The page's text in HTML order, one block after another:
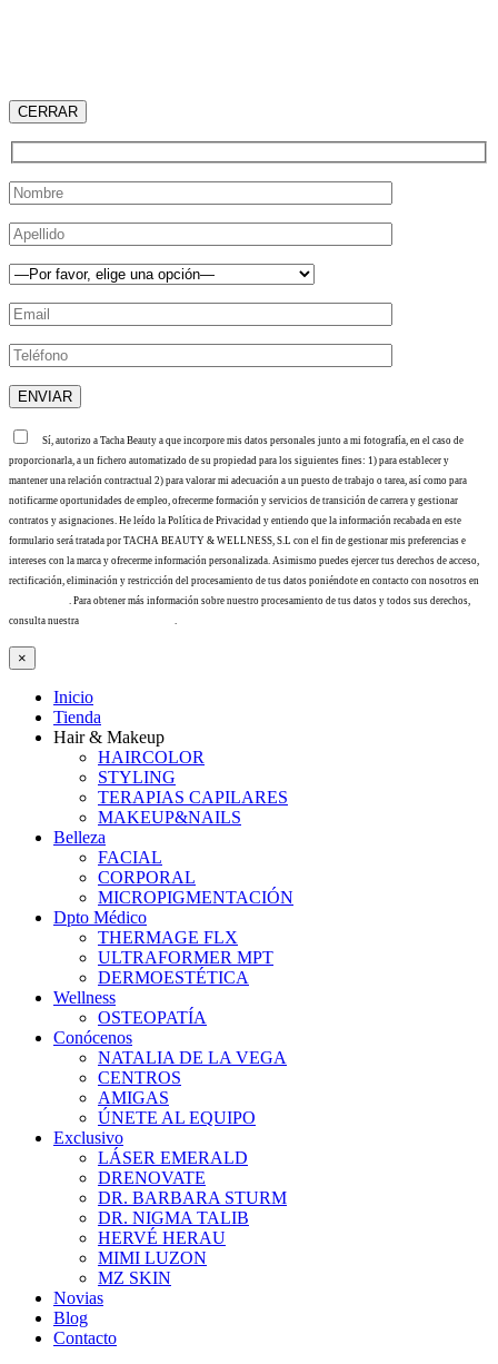
CERRAR
Sí, autorizo a Tacha Beauty a que incorpore mis datos personales junto a mi fotografía, en el caso de
proporcionarla, a un fichero automatizado de su propiedad para los siguientes fines: 1) para establecer y
mantener una relación contractual 2) para valorar mi adecuación a un puesto de trabajo o tarea, así como para
notificarme oportunidades de empleo, ofrecerme formación y servicios de transición de carrera y gestionar
contratos y asignaciones. He leído la Política de Privacidad y entiendo que la información recabada en este
formulario será tratada por TACHA BEAUTY & WELLNESS, S.L con el fin de gestionar mis preferencias e
intereses con la marca y ofrecerme información personalizada. Asimismo puedes ejercer tus derechos de acceso,
rectificación, eliminación y restricción del procesamiento de tus datos poniéndote en contacto con nosotros en
. Para obtener más información sobre nuestro procesamiento de tus datos y todos sus derechos,
consulta nuestra
×
Inicio
Tienda
Hair & Makeup
HAIRCOLOR
STYLING
TERAPIAS CAPILARES
MAKEUP&NAILS
Belleza
FACIAL
CORPORAL
MICROPIGMENTACIÓN
Dpto Médico
THERMAGE FLX
ULTRAFORMER MPT
DERMOESTÉTICA
Wellness
OSTEOPATÍA
Conócenos
NATALIA DE LA VEGA
CENTROS
AMIGAS
ÚNETE AL EQUIPO
Exclusivo
LÁSER EMERALD
DRENOVATE
DR. BARBARA STURM
DR. NIGMA TALIB
HERVÉ HERAU
MIMI LUZON
MZ SKIN
Novias
Blog
Contacto